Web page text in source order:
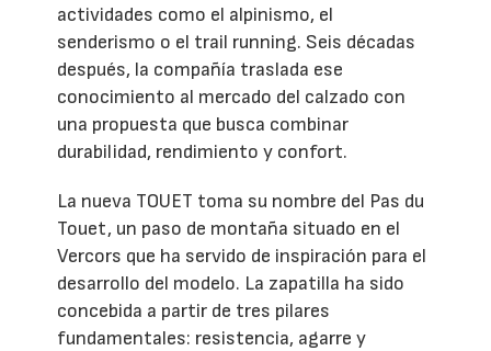
actividades como el alpinismo, el
senderismo o el trail running. Seis décadas
después, la compañía traslada ese
conocimiento al mercado del calzado con
una propuesta que busca combinar
durabilidad, rendimiento y confort.
La nueva TOUET toma su nombre del Pas du
Touet, un paso de montaña situado en el
Vercors que ha servido de inspiración para el
desarrollo del modelo. La zapatilla ha sido
concebida a partir de tres pilares
fundamentales: resistencia, agarre y